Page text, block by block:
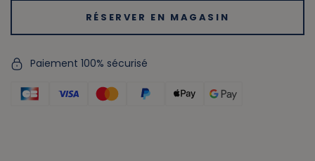
RÉSERVER EN MAGASIN
Paiement 100% sécurisé